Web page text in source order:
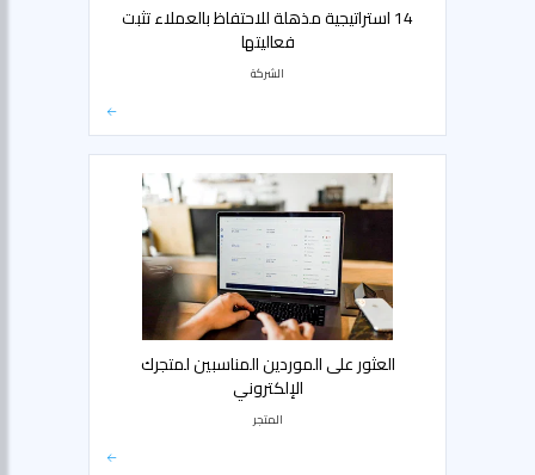
14 استراتيجية مذهلة للاحتفاظ بالعملاء تثبت
فعاليتها
الشركة
العثور على الموردين المناسبين لمتجرك
الإلكتروني
المتجر